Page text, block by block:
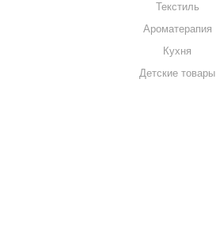
Текстиль
Ароматерапия
Кухня
Детские товары